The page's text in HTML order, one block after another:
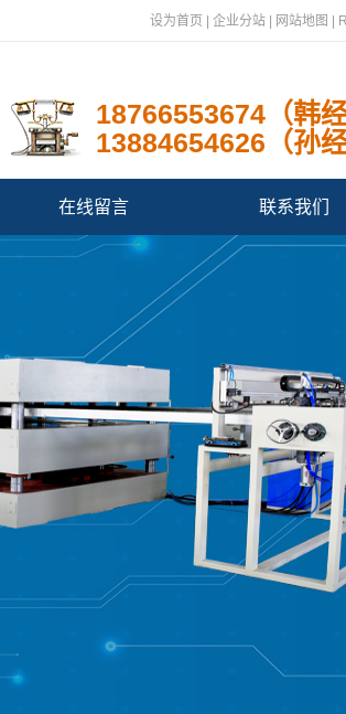
设为首页 企业分站 网站地图
18766553674（韩经
13884654626（孙经
在线留言 联系我们